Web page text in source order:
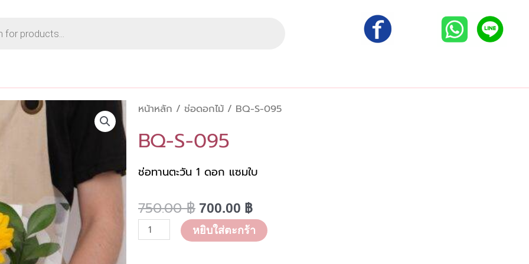
หน้าหลัก / ช่อดอกไม้ / BQ-S-095
BQ-S-095
ช่อทานตะวัน 1 ดอก แซมใบ
750.00฿ Original
price
was:
700.00 ฿Current
price
is:
จำนวน
BQ-
หยิบใส่ตะกร้า